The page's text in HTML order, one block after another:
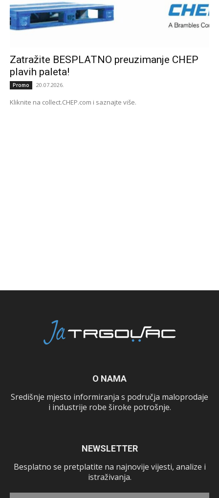
Zatražite BESPLATNO preuzimanje CHEP
plavih paleta!
Promo 20.07.2026.
Kliknite na collect.CHEP.com i saznajte više.
O NAMA
Središnje mjesto informiranja s područja maloprodaje
i industrije robe široke potrošnje.
NEWSLETTER
Besplatno se pretplatite na najnovije vijesti, analize i
istraživanja.